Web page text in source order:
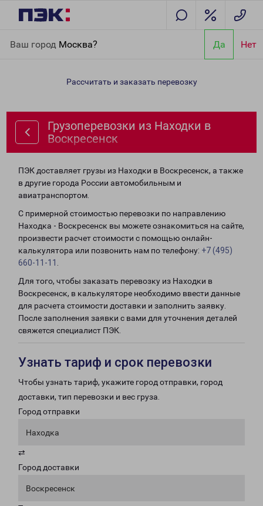
Ваш город Москва? Да Нет
Воскресенск
Рассчитать и заказать перевозку
Грузоперевозки из Находки в
Воскресенск
ПЭК доставляет грузы из Находки в Воскресенск, а также
в другие города России автомобильным и
авиатранспортом.
С примерной стоимостью перевозки по направлению
Находка - Воскресенск вы можете ознакомиться на сайте,
произвести расчет стоимости с помощью онлайн-
калькулятора или позвонить нам по телефону: +7 (495)
660-11-11
Для того, чтобы заказать перевозку из Находки в
Воскресенск, в калькуляторе необходимо ввести данные
для расчета стоимости доставки и заполнить заявку.
После заполнения заявки с вами для уточнения деталей
свяжется специалист ПЭК.
Узнать тариф и срок перевозки
Чтобы узнать тариф, укажите город отправки, город
доставки, тип перевозки и вес груза.
Город отправки
Находка
⇄
Город доставки
Воскресенск